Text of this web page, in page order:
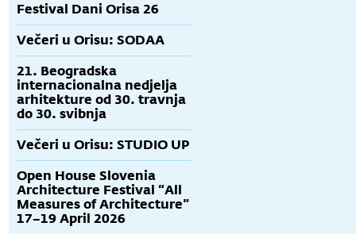
Festival Dani Orisa 26
Večeri u Orisu: SODAA
21. Beogradska
internacionalna nedjelja
arhitekture od 30. travnja
do 30. svibnja
Večeri u Orisu: STUDIO UP
Open House Slovenia
Architecture Festival “All
Measures of Architecture”
17–19 April 2026